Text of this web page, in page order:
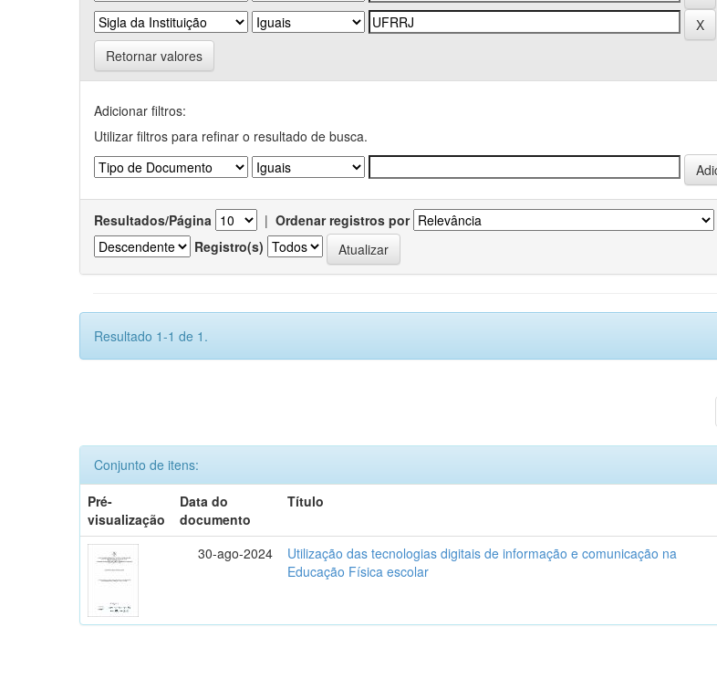
Retornar valores
Adicionar filtros:
Utilizar filtros para refinar o resultado de busca.
Resultados/Página | Ordenar registros por
Registro(s)
Resultado 1-1 de 1.
Conjunto de itens:
Pré-
visualização
Data do
documento
Título
30-ago-2024
Utilização das tecnologias digitais de informação e comunicação na
Educação Física escolar